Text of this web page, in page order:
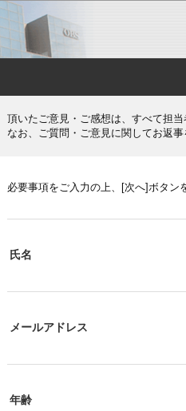
頂いたご意見・ご感想は、すべて担
なお、ご質問・ご意見に関してお返
必要事項をご入力の上、[次へ]ボタン
氏名
メールアドレス
年齢